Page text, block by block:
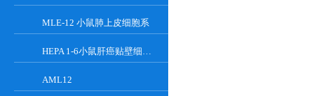
MLE-12 小鼠肺上皮细胞系
HEPA 1-6小鼠肝癌贴壁细胞系
AML12